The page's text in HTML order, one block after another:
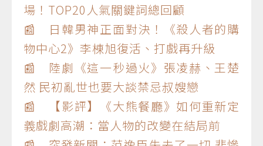
場！TOP20人氣關鍵詞總回顧
📰 日韓男神正面對決！《殺人者的購
物中心2》李棟旭復活、打戲再升級
📰 陸劇《這一秒過火》張凌赫、王楚
然 民初亂世也要大談禁忌叔嫂戀
📰 【影評】《大熊餐廳》如何重新定
義戲劇高潮：當人物的改變在結局前